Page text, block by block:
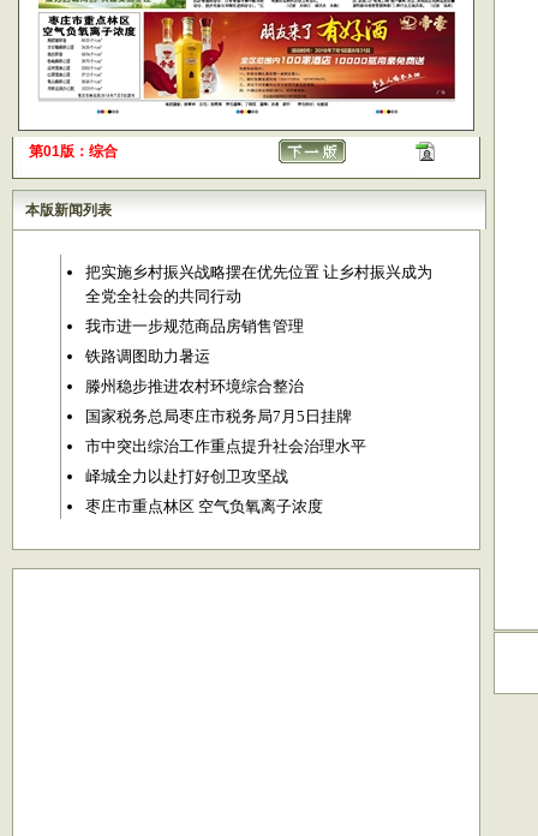
第01版：综合
本版新闻列表
把实施乡村振兴战略摆在优先位置 让乡村振兴成为
全党全社会的共同行动
我市进一步规范商品房销售管理
铁路调图助力暑运
滕州稳步推进农村环境综合整治
国家税务总局枣庄市税务局7月5日挂牌
市中突出综治工作重点提升社会治理水平
峄城全力以赴打好创卫攻坚战
枣庄市重点林区 空气负氧离子浓度